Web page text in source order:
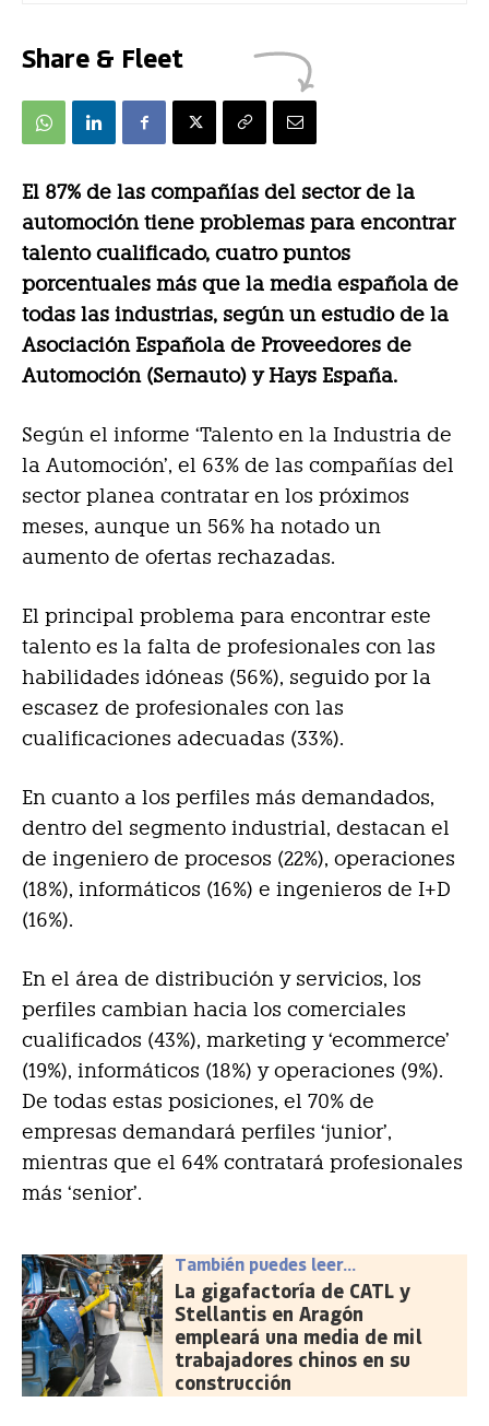
Share & Fleet
El 87% de las compañías del sector de la
automoción tiene problemas para encontrar
talento cualificado, cuatro puntos
porcentuales más que la media española de
todas las industrias, según un estudio de la
Asociación Española de Proveedores de
Automoción (Sernauto) y Hays España.
Según el informe ‘Talento en la Industria de
la Automoción’, el 63% de las compañías del
sector planea contratar en los próximos
meses, aunque un 56% ha notado un
aumento de ofertas rechazadas.
El principal problema para encontrar este
talento es la falta de profesionales con las
habilidades idóneas (56%), seguido por la
escasez de profesionales con las
cualificaciones adecuadas (33%).
En cuanto a los perfiles más demandados,
dentro del segmento industrial, destacan el
de ingeniero de procesos (22%), operaciones
(18%), informáticos (16%) e ingenieros de I+D
(16%).
En el área de distribución y servicios, los
perfiles cambian hacia los comerciales
cualificados (43%), marketing y ‘ecommerce’
(19%), informáticos (18%) y operaciones (9%).
De todas estas posiciones, el 70% de
empresas demandará perfiles ‘junior’,
mientras que el 64% contratará profesionales
más ‘senior’.
También puedes leer...
La gigafactoría de CATL y
Stellantis en Aragón
empleará una media de mil
trabajadores chinos en su
construcción